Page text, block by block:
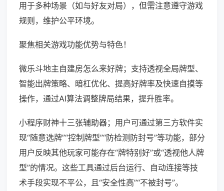
用于多种场景（如与好友对局），但需注意遵守游戏
规则，维护公平环境。
聚焦相关游戏功能优势与特色！
微乐斗地主自建房怎么来好牌；支持透视全局牌型、
智能出牌策略、暗杠优化、提高好牌率及快速自摸等
操作，通过AI算法调整牌局结果，提升胜率。
小程序财神十三张辅助器；用户可通过第三方软件实
现“随意选牌”“控制牌型”“防检测防封号”等功能，部分
用户反映其他玩家可能存在“牌特别好”或“透视他人牌
型”的情况。这些工具通过后台运行、自动连接等技
术手段实现不平公，且“安全性高”“不被封号”。